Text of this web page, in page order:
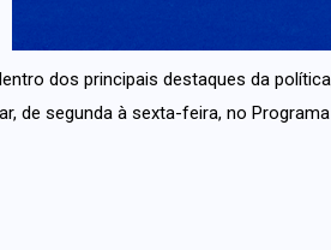
dos principais destaques da
de segunda à sexta-feira, no